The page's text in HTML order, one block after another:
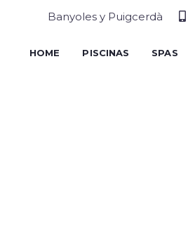
Banyoles y Puigcerdà
HOME PISCINAS SPAS